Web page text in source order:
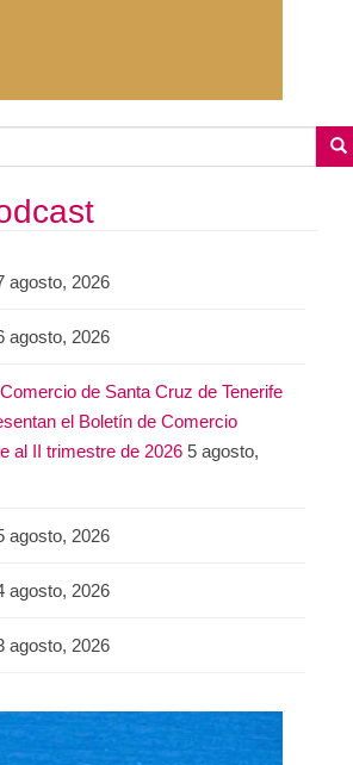
agosto, 2026
agosto, 2026
de Santa Cruz de Tenerife
el Boletín de Comercio
al II trimestre de 2026 5 agosto,
agosto, 2026
agosto, 2026
agosto, 2026